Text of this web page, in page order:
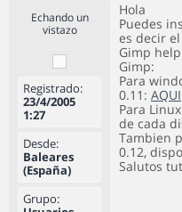
Echando un
vistazo
Registrado:
23/4/2005
1:27
Desde:
Baleares
(España)
Grupo:
Hola
Puedes
es decir
Gimp
Gimp:
Para
0.11: AQUI
Para
de cada
Tambien
0.12,
Salutos